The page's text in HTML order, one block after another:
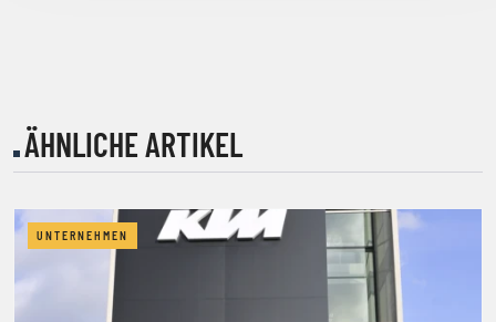
ÄHNLICHE ARTIKEL
UNTERNEHMEN